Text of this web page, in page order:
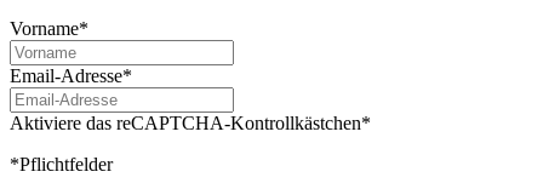
Vorname*
Email-Adresse*
Aktiviere das reCAPTCHA-Kontrollkästchen*
*Pflichtfelder